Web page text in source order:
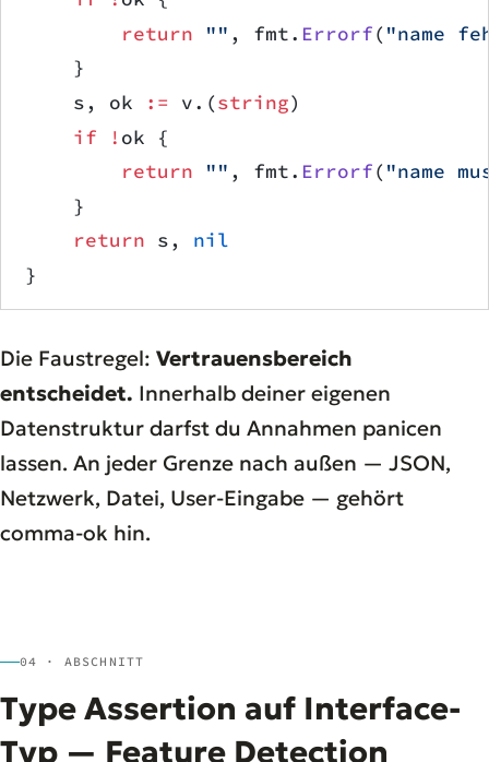
        return
"" , fmt. Errorf( "name
    }
    s, ok
:= v.(string)
    if
! ok {
        return
"" , fmt. Errorf( "name
    }
    return
s, nil
}
Die Faustregel: Vertrauensbereich
entscheidet. Innerhalb deiner eigenen
Datenstruktur darfst du Annahmen panicen
lassen. An jeder Grenze nach außen — JSON,
Netzwerk, Datei, User-Eingabe — gehört
comma-ok hin.
04 · ABSCHNITT
Type Assertion auf Interface-
Typ — Feature Detection